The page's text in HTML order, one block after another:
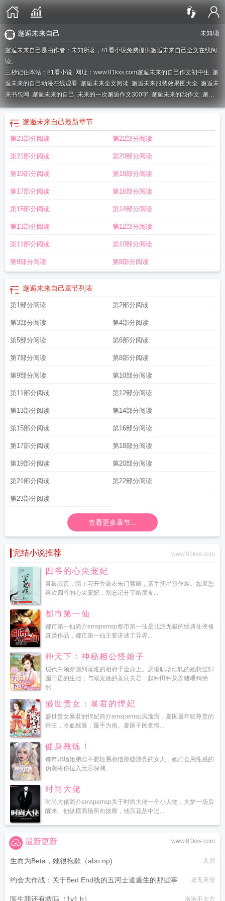
未知/著
邂逅未来自己
邂逅未来自己是由作者：未知所著，81看小说免费提供邂逅未来自己全文在线阅
读。
三秒记住本站：81看小说 网址：www.81kxs.com邂逅未来的自己作文初中生 邂
逅未来的自己动漫在线观看 邂逅未来全文阅读 邂逅未来服装效果图大全 邂逅未
来书包网 邂逅未来的自己 未来的一次邂逅作文300字 邂逅未来的我作文 邂逅
于氼乚邂逅未来后半句在未来邂逅过去的你未来的邂逅邂逅未知 百度百
邂逅未来txt邂逅未来是什么意思?
报 邂逅未知电影解析
逅未来的我六百字作文
邂逅未来的美好作文邂逅未知电影简介
字初中邂逅未来英语 邂逅未来是什么意思 邂逅以后的优美语句
外电影邂逅未知结局 邂逅未知真实事件邂逅未来什么意思
邂逅未来自己最新章节
第23部分阅读 第22部分阅读
第21部分阅读 第20部分阅读
第19部分阅读 第18部分阅读
第17部分阅读 第16部分阅读
第15部分阅读 第14部分阅读
第13部分阅读 第12部分阅读
第11部分阅读 第10部分阅读
第9部分阅读 第8部分阅读
邂逅未来自己章节列表
第1部分阅读 第2部分阅读
第3部分阅读 第4部分阅读
第5部分阅读 第6部分阅读
第7部分阅读 第8部分阅读
第9部分阅读 第10部分阅读
第11部分阅读 第12部分阅读
第13部分阅读 第14部分阅读
第15部分阅读 第16部分阅读
第17部分阅读 第18部分阅读
第19部分阅读 第20部分阅读
第21部分阅读 第22部分阅读
第23部分阅读
查看更多章节...
完结小说推荐 www.81kxs.com
四爷的心尖宠妃
青砖绿瓦，陌上花开香染衣朱门紫殿，素手摘星霓作裳。如果您
喜欢四爷的心尖宠妃，别忘记分享给朋友...
都市第一仙
都市第一仙简介emspemsp都市第一仙是北派无极的经典仙侠修
真类作品，都市第一仙主要讲述了异界...
种天下：神秘相公怪娘子
现代白领穿越到落难的相府千金身上。厌倦职场倾轧的她想过归
园田居的生活，与溺宠她的善良夫君一起种田种菜养猪喂鸭怡
然...
盛世贵女：暴君的悍妃
盛世贵女暴君的悍妃简介emspemsp凤逸宸，夏国最年轻尊贵的
帝王，冷血残暴，覆手为雨。夏国子民觉得...
健身教练！
都市职场姐弟恋不要轻易相信那些漂亮的女人，她们会用性感的
伪装将你拉入无尽深渊...
时尚大佬
时尚大佬简介emspemsp关于时尚大佬一个小人物，大梦一场后
醒来。他纵横商场所向披靡，他百花丛中过...
www.81kxs.com
最新更新
生而为Beta，她很抱歉（abo np) 犬眉
约会大作战：关于Bed End线的五河士道重生的那些事 虚无圣母
医生我还有救吗（1v1 h） 洛洛不大方